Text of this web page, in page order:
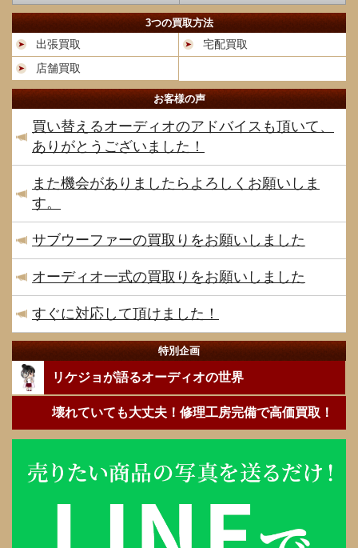
3つの買取方法
出張買取
宅配買取
店舗買取
お客様の声
買い替えるオーディオのアドバイスも頂いて、
ありがとうございました！
また機会がありましたらよろしくお願いしま
す。
サブウーファーの買取りをお願いしました
オーディオ一式の買取りをお願いしました
すぐに対応して頂けました！
特別企画
リケジョが語るオーディオの世界
壊れていても大丈夫！修理工房完備で高価買取！